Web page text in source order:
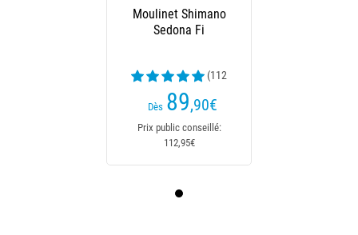
Moulinet Shimano
Sedona Fi
(112
avis)
Dès 89,90€
Prix public conseillé:
112,95€